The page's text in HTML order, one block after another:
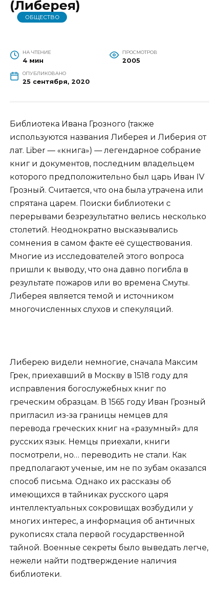
(Либерея)
ОБЩЕСТВО
НА ЧТЕНИЕ
4 мин
ПРОСМОТРОВ
2005
ОПУБЛИКОВАНО
25 сентября, 2020
Библиотека Ивана Грозного (также
используются названия Либерея и Либерия от
лат. Liber — «книга») — легендарное собрание
книг и документов, последним владельцем
которого предположительно был царь Иван IV
Грозный. Считается, что она была утрачена или
спрятана царем. Поиски библиотеки с
перерывами безрезультатно велись несколько
столетий. Неоднократно высказывались
сомнения в самом факте её существования.
Многие из исследователей этого вопроса
пришли к выводу, что она давно погибла в
результате пожаров или во времена Смуты.
Либерея является темой и источником
многочисленных слухов и спекуляций.
Либерею видели немногие, сначала Максим
Грек, приехавший в Москву в 1518 году для
исправления богослужебных книг по
греческим образцам. В 1565 году Иван Грозный
пригласил из-за границы немцев для
перевода греческих книг на «разумный» для
русских язык. Немцы приехали, книги
посмотрели, но… переводить не стали. Как
предполагают ученые, им не по зубам оказался
способ письма. Однако их рассказы об
имеющихся в тайниках русского царя
интеллектуальных сокровищах возбудили у
многих интерес, а информация об античных
рукописях стала первой государственной
тайной. Военные секреты было выведать легче,
нежели найти подтверждение наличия
библиотеки.